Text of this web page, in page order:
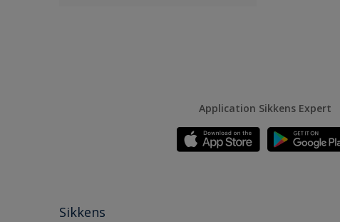
Application Sikkens Expert
Sikkens